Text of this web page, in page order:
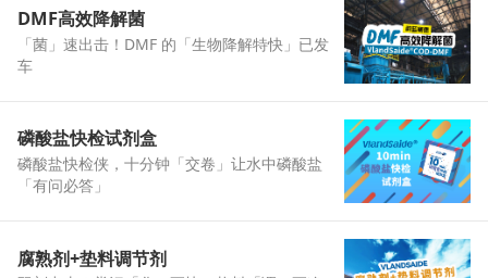
DMF高效降解菌
「菌」速出击！DMF 的「生物降解特快」已发
车
磷酸盐快检试剂盒
磷酸盐快检侠，十分钟「交卷」让水中磷酸盐
「有问必答」
腐熟剂+垫料调节剂